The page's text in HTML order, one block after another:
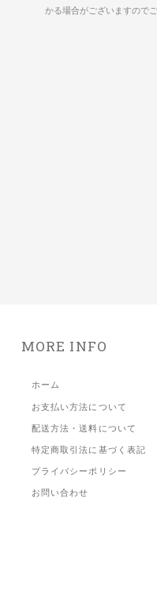
かる場合がございますので
MORE INFO
ホーム
お支払い方法について
配送方法・送料について
特定商取引法に基づく表記
プライバシーポリシー
お問い合わせ